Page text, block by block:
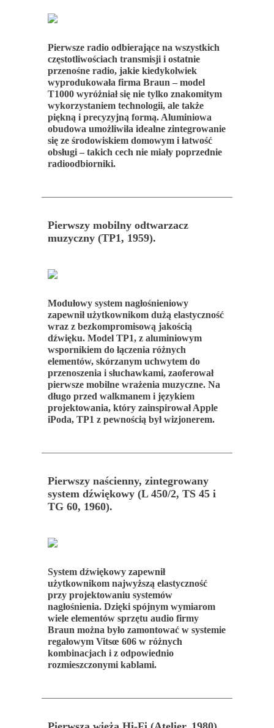
Pierwsze radio odbierające na wszystkich
częstotliwościach transmisji i ostatnie
przenośne radio, jakie kiedykolwiek
wyprodukowała firma Braun – model
T1000 wyróżniał się nie tylko znakomitym
wykorzystaniem technologii, ale także
piękną i precyzyjną formą. Aluminiowa
obudowa umożliwiła idealne zintegrowanie
się ze środowiskiem domowym i łatwość
obsługi – takich cech nie miały poprzednie
radioodbiorniki.
Pierwszy mobilny odtwarzacz
muzyczny (TP1, 1959).
Modułowy system nagłośnieniowy
zapewnił użytkownikom dużą elastyczność
wraz z bezkompromisową jakością
dźwięku. Model TP1, z aluminiowym
wspornikiem do łączenia różnych
elementów, skórzanym uchwytem do
przenoszenia i słuchawkami, zaoferował
pierwsze mobilne wrażenia muzyczne. Na
długo przed walkmanem i językiem
projektowania, który zainspirował Apple
iPoda, TP1 z pewnością był wizjonerem.
Pierwszy naścienny, zintegrowany
system dźwiękowy (L 450/2, TS 45 i
TG 60, 1960).
System dźwiękowy zapewnił
użytkownikom najwyższą elastyczność
przy projektowaniu systemów
nagłośnienia. Dzięki spójnym wymiarom
wiele elementów sprzętu audio firmy
Braun można było zamontować w systemie
regałowym Vitsœ 606 w różnych
kombinacjach i z odpowiednio
rozmieszczonymi kablami.